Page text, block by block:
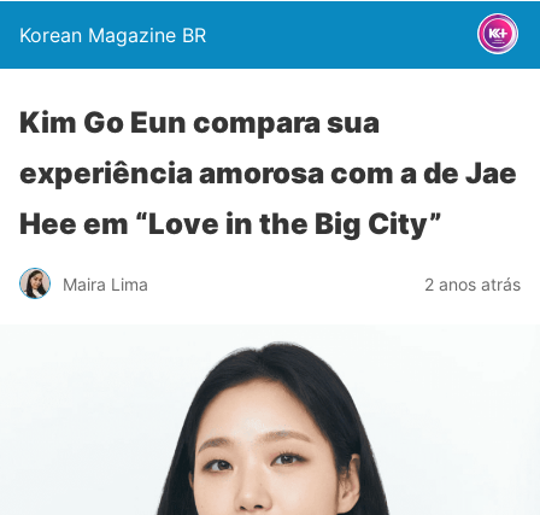
Korean Magazine BR
Kim Go Eun compara sua
experiência amorosa com a de Jae
Hee em “Love in the Big City”
Maira Lima 2 anos atrás